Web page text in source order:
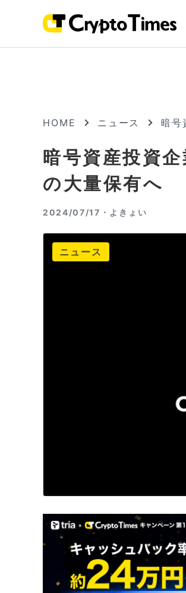
HOME ニュース 暗
暗号資産投資
の大量保有へ
2024/07/17・ よきょい
ニュース